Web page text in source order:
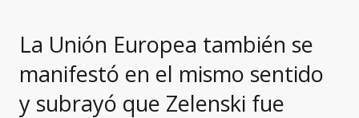
La Unión Europea también se
manifestó en el mismo sentido
y subrayó que Zelenski fue